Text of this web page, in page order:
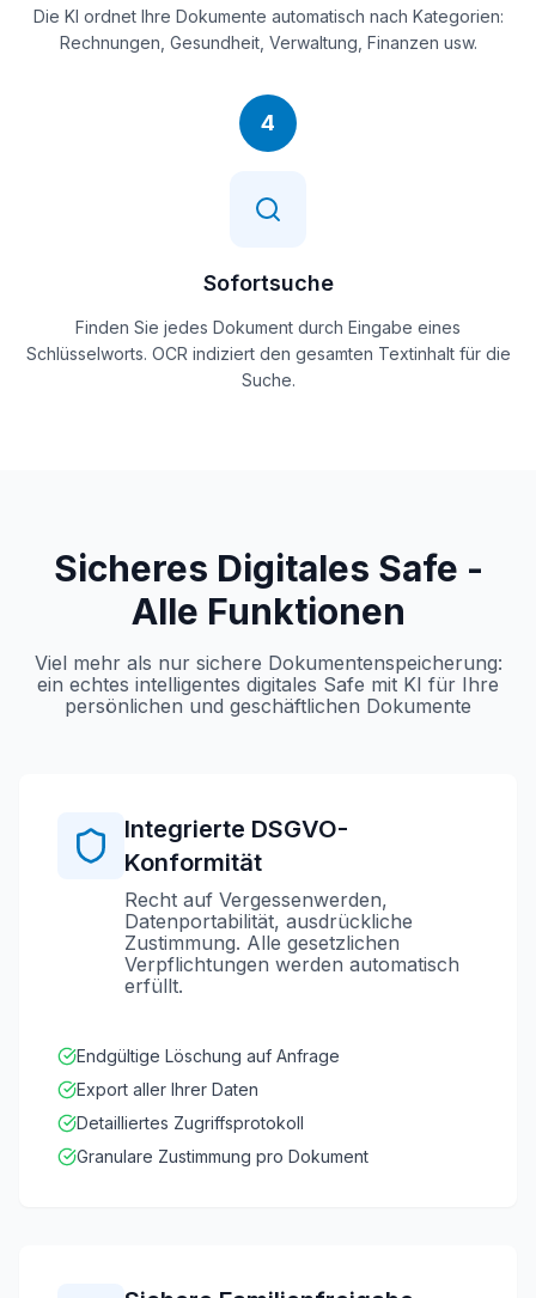
Die KI ordnet Ihre Dokumente automatisch nach Kategorien:
Rechnungen, Gesundheit, Verwaltung, Finanzen usw.
4
Sofortsuche
Finden Sie jedes Dokument durch Eingabe eines
Schlüsselworts. OCR indiziert den gesamten Textinhalt für die
Suche.
Sicheres Digitales Safe -
Alle Funktionen
Viel mehr als nur sichere Dokumentenspeicherung:
ein echtes intelligentes digitales Safe mit KI für Ihre
persönlichen und geschäftlichen Dokumente
Integrierte DSGVO-
Konformität
Recht auf Vergessenwerden,
Datenportabilität, ausdrückliche
Zustimmung. Alle gesetzlichen
Verpflichtungen werden automatisch
erfüllt.
Endgültige Löschung auf Anfrage
Export aller Ihrer Daten
Detailliertes Zugriffsprotokoll
Granulare Zustimmung pro Dokument